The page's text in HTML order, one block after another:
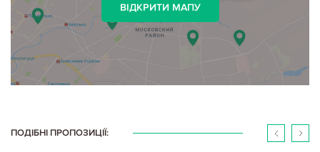
ВІДКРИТИ МАПУ
ПОДІБНІ ПРОПОЗИЦІЇ: